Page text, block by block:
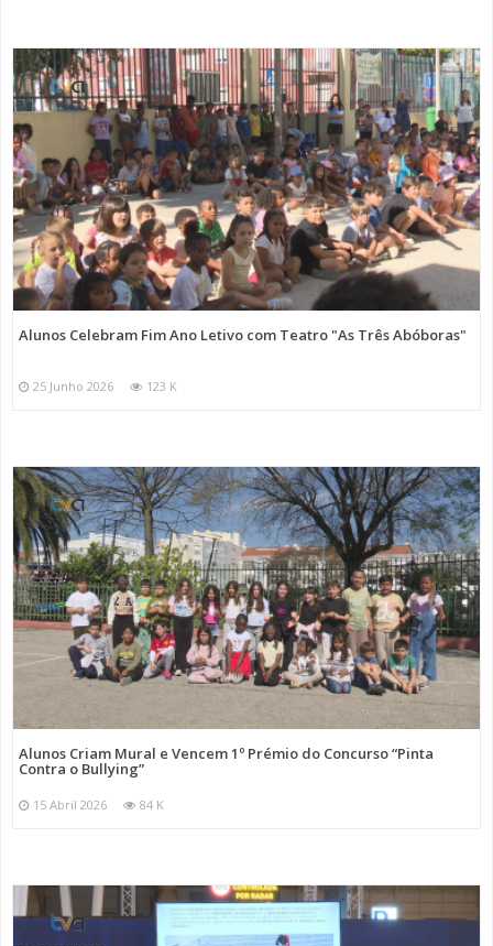
Alunos Celebram Fim Ano Letivo com Teatro "As Três Abóboras"
25 Junho 2026 123 K
Alunos Criam Mural e Vencem 1º Prémio do Concurso “Pinta
Contra o Bullying”
15 Abril 2026 84 K